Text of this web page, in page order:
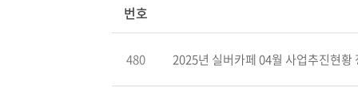
번호
480 2025년 실버카페 04월 사업추진현황